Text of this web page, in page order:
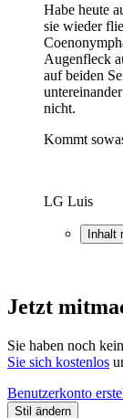
Habe heute
sie wieder
Augenfleck
auf beiden
nicht.
Kommt
LG Luis
Inhalt
Jetzt
Sie haben noch
Sie sich kostenlos
Benutzerkonto
Stil ändern